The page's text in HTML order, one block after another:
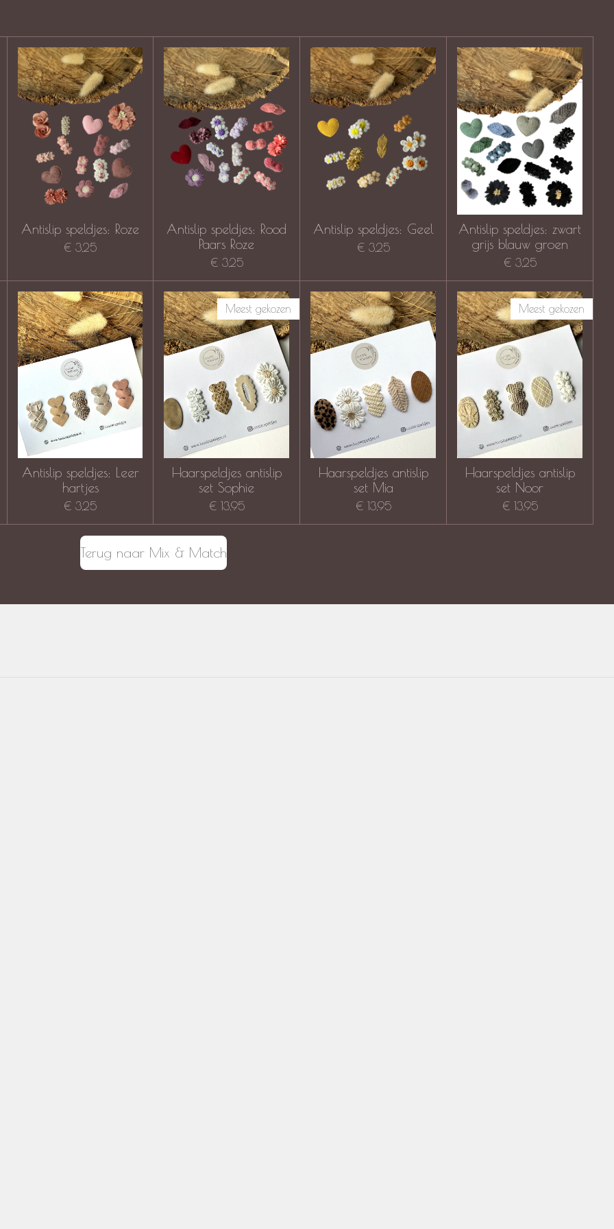
Antislip speldjes: Roze
€ 3,25
Antislip speldjes: Rood
Paars Roze
€ 3,25
Antislip speldjes: Geel
€ 3,25
Antislip speldjes: zwart
grijs blauw groen
€ 3,25
Antislip speldjes: Leer
hartjes
€ 3,25
Meest gekozen
Haarspeldjes antislip
set Sophie
€ 13,95
Haarspeldjes antislip
set Mia
€ 13,95
Meest gekozen
Haarspeldjes antislip
set Noor
€ 13,95
Terug naar Mix & Match